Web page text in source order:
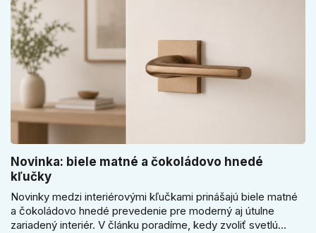
Novinka: biele matné a čokoládovo hnedé
kľučky
Novinky medzi interiérovými kľučkami prinášajú biele matné
a čokoládovo hnedé prevedenie pre moderný aj útulne
zariadený interiér. V článku poradíme, kedy zvoliť svetlú